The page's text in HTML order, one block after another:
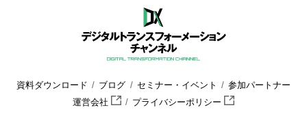
資料ダウンロード ブログ セミナー・イベント
参加パートナー
運営会社
プライバシーポリシー